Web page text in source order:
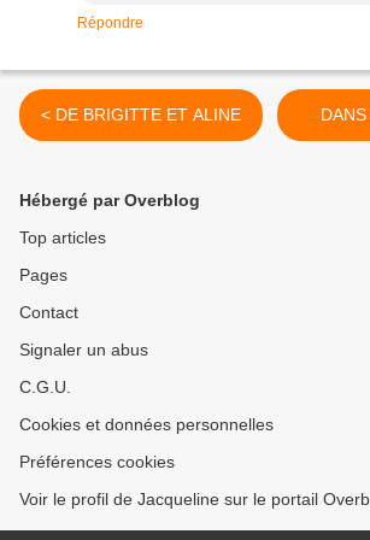
Répondre
< DE BRIGITTE ET ALINE
Hébergé par Overblog
Top articles
Pages
Contact
Signaler un abus
C.G.U.
Cookies et données personnelles
Préférences cookies
Voir le profil de Jacqueline sur le portail